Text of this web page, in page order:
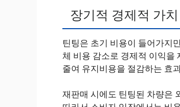
장기적 경제적 가치
틴팅은 초기 비용이 들어가지
체 비용 감소로 경제적 이익을
줄여 유지비용을 절감하는 효
재판매 시에도 틴팅된 차량은